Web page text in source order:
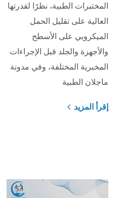
المختبرات الطبية، نظرًا لقدرتها
العالية على تقليل الحمل
الميكروبي على الأسطح
والأجهزة والجلد قبل الإجراءات
المخبرية المختلفة، وفي مدونة
ماجلان الطبية
إقرأ المزيد